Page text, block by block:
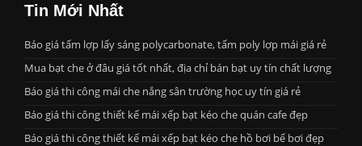
Tin Mới Nhất
Báo giá tấm lợp lấy sáng polycarbonate, tấm poly lợp mái giá rẻ
Mua bạt che ở đâu giá tốt nhất, địa chỉ bán bạt uy tín chất lượng
Báo giá thi công mái che nắng sân trường học uy tín giá rẻ
Báo giá thi công thiết kế mái xếp bạt kéo che quán cafe đẹp
Báo giá thi công thiết kế mái xếp bạt kéo che hồ bơi bể bơi đẹp